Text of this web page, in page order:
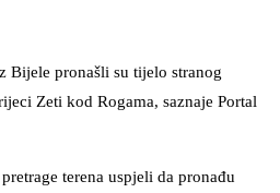
Bijele pronašli su tijelo stranog
Zeti kod Rogama, saznaje Portal
terena uspjeli da pronađu